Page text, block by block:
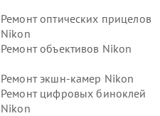
Ремонт оптических прицелов
Nikon
Ремонт объективов Nikon
Ремонт экшн-камер Nikon
Ремонт цифровых биноклей
Nikon